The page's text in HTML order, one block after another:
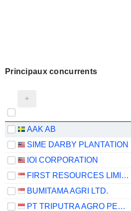
Principaux concurrents
AAK AB
SIME DARBY PLANTATION
IOI CORPORATION
FIRST RESOURCES LIMITED
BUMITAMA AGRI LTD.
PT TRIPUTRA AGRO PERSADA TBK